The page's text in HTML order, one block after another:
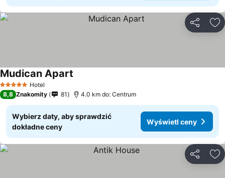
5 KategoriaHotel
Mudican Apart
8,8 Znakomity 81 4.0 km do: Centrum
Wybierz daty, aby sprawdzić
dokładne ceny
Wyświetl ceny